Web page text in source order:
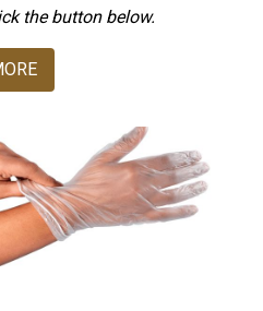
the button below.